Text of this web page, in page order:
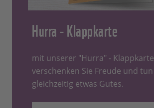
Hurra - Klappkarte
mit unserer "Hurra" - Klappkarte
verschenken Sie Freude und tun
gleichzeitig etwas Gutes.